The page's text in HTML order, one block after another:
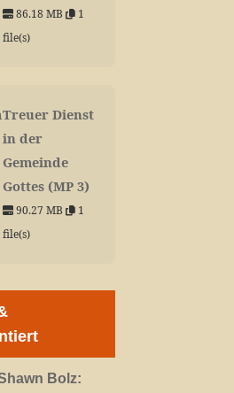
86.18 MB
1
file(s)
Treuer Dienst
in der
Gemeinde
Gottes (MP 3)
90.27 MB
1
file(s)
Bolz: